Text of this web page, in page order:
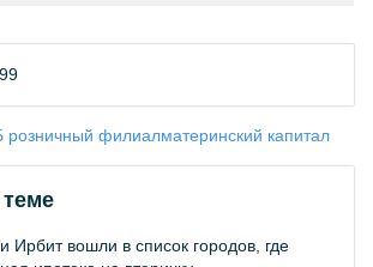
розничный филиалматеринский капитал
Ирбит вошли в список городов, где